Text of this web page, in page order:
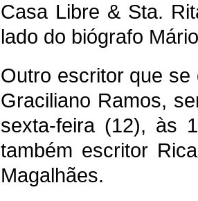
Casa Libre & Sta.
lado do biógrafo
Outro escritor que
Graciliano Ramos,
sexta-feira (12), às
também escritor
Magalhães.